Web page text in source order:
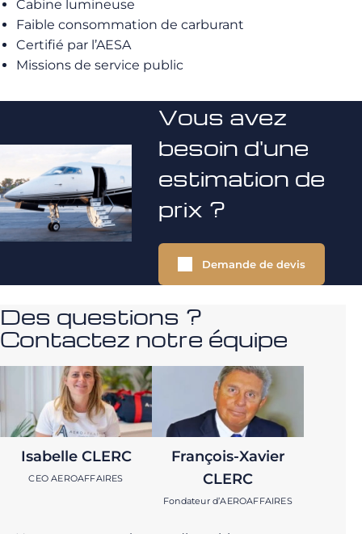
Cabine lumineuse
Faible consommation de carburant
Certifié par l’AESA
Missions de service public
Vous avez
besoin d'une
estimation de
prix ?
Demande de devis
Des questions ?
Contactez notre équipe
Isabelle CLERC
CEO AEROAFFAIRES
François-Xavier
CLERC
Fondateur d’AEROAFFAIRES